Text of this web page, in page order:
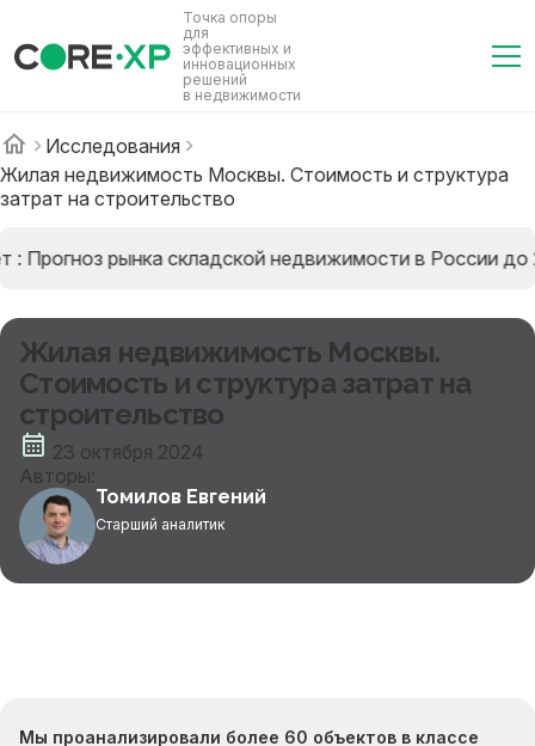
Точка опоры
для
эффективных и
инновационных
решений
в недвижимости
Исследования
Жилая недвижимость Москвы. Стоимость и структура
затрат на строительство
Прогноз рынка складской недвижимости в России до
Жилая недвижимость Москвы.
Стоимость и структура затрат на
строительство
23 октября 2024
Авторы:
Томилов Евгений
Старший аналитик
Мы проанализировали более 60 объектов в классе